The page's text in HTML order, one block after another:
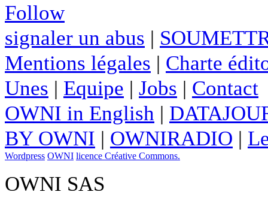
Follow
signaler un abus |
Mentions légales | Charte
Unes | Equipe | Jobs | Contact
OWNI in English |
BY OWNI | OWNIRADIO |
Wordpress OWNI licence Créative Commons.
OWNI SAS